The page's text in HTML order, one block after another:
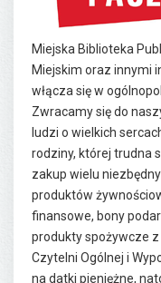
Miejska Biblioteka
Miejskim oraz innymi
włącza się w
Zwracamy się do
ludzi o wielkich
rodziny, której trudna
zakup wielu
produktów
finansowe, bony
produkty spożywcze
Czytelni Ogólnej i
na datki pieniężne,